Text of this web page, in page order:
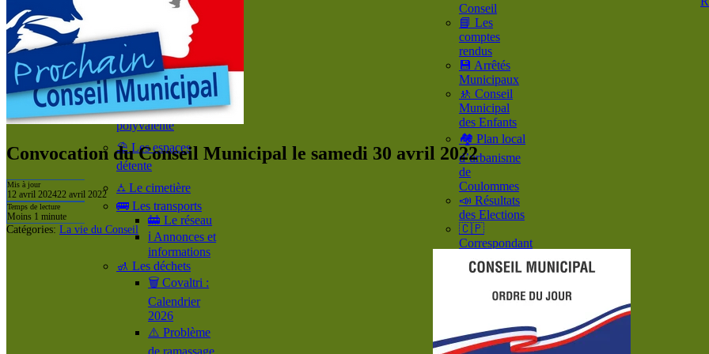
🔉 Présentation de
Coulommes
📸 Coulommes vu
du ciel 📷
🤹‍♀️ La salle
polyvalente
⛱️ Les espaces
détente
⛼ Le cimetière
🚌 Les transports
🚋 Le réseau
ℹ️ Annonces et
informations
🚮 Les déchets
🗑️ Covaltri :
Calendrier
2026
⚠️ Problème
de ramassage
Conseil
📘 Les
comptes
rendus
💾 Arrêtés
Municipaux
🚸 Conseil
Municipal
des Enfants
🏘️ Plan local
d’urbanisme
de
Coulommes
📣 Résultats
des Elections
🇨🇵
Correspondant
🗂️ Actions
Sociales
Convocation du Conseil Municipal le samedi 30 avril 2022
Mis à jour
12 avril 202422 avril 2022
Temps de lecture
Moins 1 minute
Catégories: La vie du Conseil